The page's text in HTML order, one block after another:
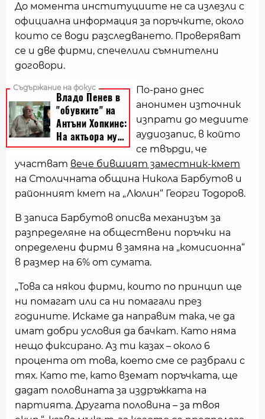
До момента институциите не са излезли с
официална информация за поръчките, около
които се води разследването. Проверяват
се и две фирми, спечелили съмнителни
договори.
По-рано днес
анонимен източник
изпрати до медиите
аудиозапис, в който
се твърди, че
участват вече бившият заместник-кмет
на Столичната община Никола Барбутов и
районният кмет на „Люлин“ Георги Тодоров.
В записа Барбутов описва механизъм за
разпределяне на обществени поръчки на
определени фирми в замяна на „комисионна“
в размер на 6% от сумата.
„Това са някои фирми, които по принцип ще
ни помагат или са ни помагали през
годините. Искаме да направим така, че да
имат добри условия да бачкат. Като няма
нещо фиксирано. Аз ти казах – около 6
процента от това, което сме се разбрали с
тях. Като те, като вземат поръчката, ще
дадат половината за издръжката на
партията. Другата половина – за твоя